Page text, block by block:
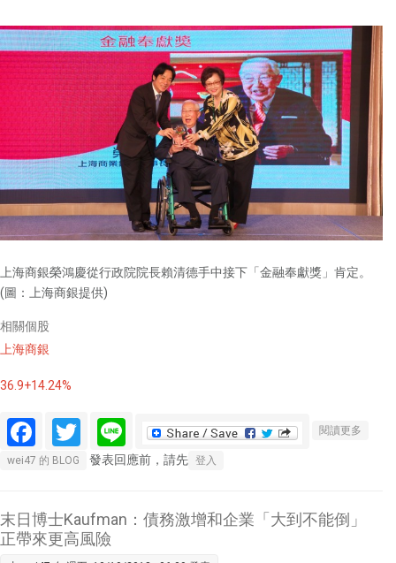
上海商銀榮鴻慶從行政院院長賴清德手中接下「金融奉獻獎」肯定。
(圖：上海商銀提供)
相關個股
上海商銀
36.9+14.24%
Facebook
Twitter
Line 閱讀更多
wei47 的 BLOG 發表回應前，請先 登入
末日博士Kaufman：債務激增和企業「大到不能倒」
正帶來更高風險